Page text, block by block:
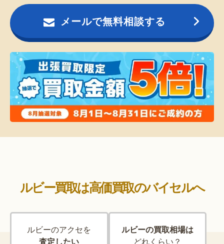
メールで無料相談する
ルビー買取は高価買取のバイセルへ
ルビーのアクセを
査定したい
ルビーの買取相場は
どれくらい？